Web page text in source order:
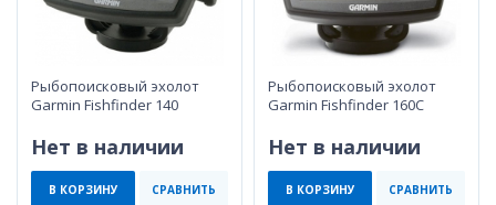
Рыбопоисковый эхолот
Garmin Fishfinder 140
Нет в наличии
В КОРЗИНУ СРАВНИТЬ
Рыбопоисковый эхолот
Garmin Fishfinder 160C
Нет в наличии
В КОРЗИНУ СРАВНИТЬ